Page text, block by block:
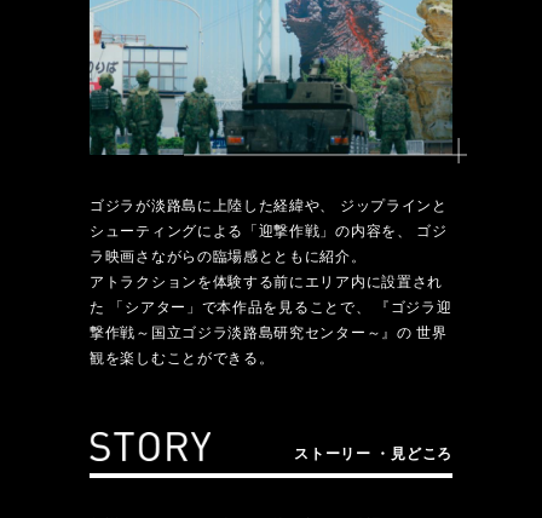
ゴジラが淡路島に上陸した経緯や、
ジップラインと
シューティングによる「迎撃作戦」の内容を、 ゴジ
ラ映画さながらの臨場感とともに紹介。
アトラクションを体験する前にエリア内に設置され
た
「シアター」で本作品を見ることで、
『ゴジラ迎
撃作戦～国立ゴジラ淡路島研究センター～』の世界
観を楽しむことができる。
ストーリー ・見どころ